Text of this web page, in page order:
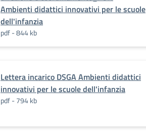
Ambienti didattici innovativi per le scuole
dell'infanzia
pdf - 844 kb
Lettera incarico DSGA Ambienti didattici
innovativi per le scuole dell'infanzia
pdf - 794 kb